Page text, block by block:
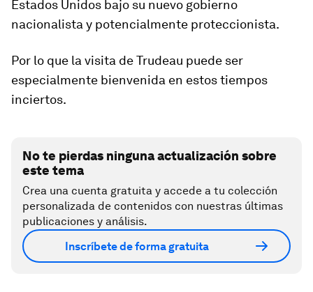
Estados Unidos bajo su nuevo gobierno
nacionalista y potencialmente proteccionista.
Por lo que la visita de Trudeau puede ser
especialmente bienvenida en estos tiempos
inciertos.
No te pierdas ninguna actualización sobre
este tema
Crea una cuenta gratuita y accede a tu colección
personalizada de contenidos con nuestras últimas
publicaciones y análisis.
Inscríbete de forma gratuita